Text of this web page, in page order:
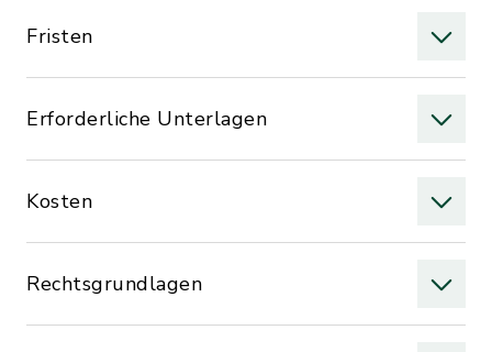
Fristen
Erforderliche Unterlagen
Kosten
Rechtsgrundlagen